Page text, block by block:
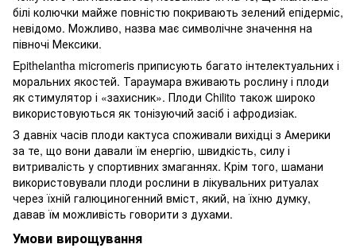
білі колючки майже повністю покривають зелений епідерміс,
невідомо. Можливо, назва має символічне значення на
півночі Мексики.
Epithelantha micromeris приписують багато інтелектуальних і
моральних якостей. Тараумара вживають рослину і плоди
як стимулятор і «захисник». Плоди Chilito також широко
використовуються як тонізуючий засіб і афродизіак.
З давніх часів плоди кактуса споживали вихідці з Америки
за те, що вони давали їм енергію, швидкість, силу і
витривалість у спортивних змаганнях. Крім того, шамани
використовували плоди рослини в лікувальних ритуалах
через їхній галюциногенний вміст, який, на їхню думку,
давав їм можливість говорити з духами.
Умови вирощування